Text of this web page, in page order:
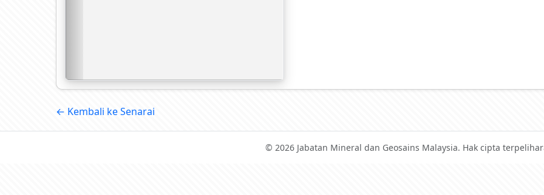
← Kembali ke Senarai
© 2026 Jabatan Mineral dan Geosains Malaysia. Hak cipta